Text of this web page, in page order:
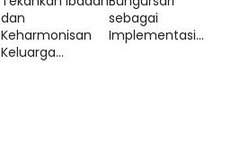
dan
Keharmonisan
Keluarga...
sebagai
Implementasi...